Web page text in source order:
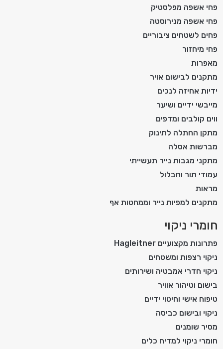
פחי אשפה מפלסטיק
פחי אשפה מנירוסטה
פחים לשטחים ציבוריים
פחי מיחזור
מאפרות
מתקנים לבישום אויר
ידיות אחיזה לנכים
מייבשי ידיים ושיער
ווים קולבים ומדפים
מתקן החתלה לתינוק
מברשות אסלה
מתקני מגבות נייר תעשייתי
עמודי תור וחבלול
מראות
מתקנים למפיות נייר וממחטות אף
חומרי ניקוי
פתרונות מקצועיים Hagleitner
ניקוי רצפות ומשטחים
ניקוי חדרי אמבטיה ושירותים
בישום וטיהור אוויר
טיפוח אישי וחיטוי ידיים
ניקוי ובישום כביסה
מסיר שומנים
חומרי ניקוי למדיח כלים